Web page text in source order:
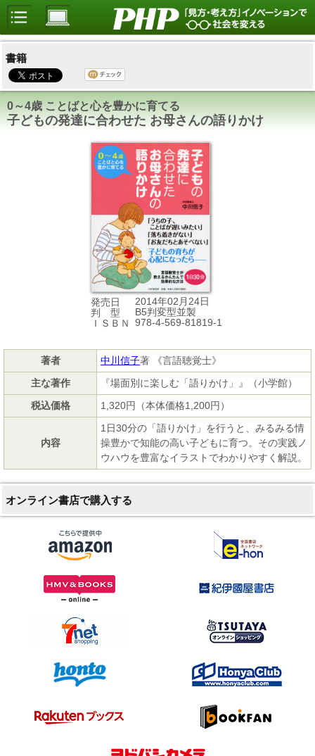
書籍
0～4歳 ことばと心を豊かに育てる
子どもの発達に合わせた お母さんの語りかけ
発売日
2014年02月24日
判 型
B5判変型並製
ＩＳＢＮ
978-4-569-81819-1
著者 中川信子著 《言語聴覚士》
主な著作
『場面別に楽しむ「語りかけ」』（小学館）
税込価格
1,320円（本体価格1,200円）
内容
1日30分の「語りかけ」を行うと、みるみる情
操豊かで知能の高い子どもに育つ。その実践ノ
ウハウを豊富なイラストでわかりやすく解説。
オンライン書店で購入する